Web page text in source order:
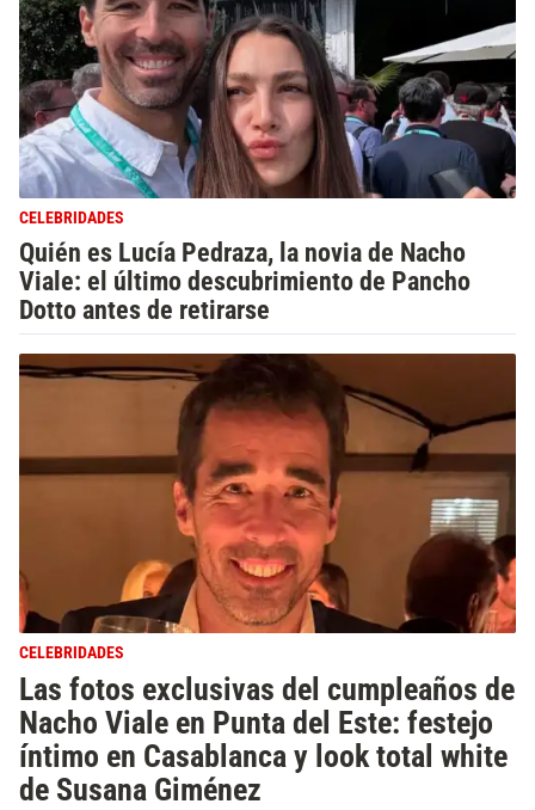
CELEBRIDADES
Quién es Lucía Pedraza, la novia de Nacho
Viale: el último descubrimiento de Pancho
Dotto antes de retirarse
CELEBRIDADES
Las fotos exclusivas del cumpleaños de
Nacho Viale en Punta del Este: festejo
íntimo en Casablanca y look total white
de Susana Giménez